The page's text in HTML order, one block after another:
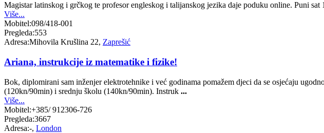
Magistar latinskog i grčkog te profesor engleskog i talijanskog jezika daje poduku online. Puni sat
Više...
Mobitel:098/418-001
Pregleda:553
Adresa:Mihovila Krušlina 22, Zaprešić
Ariana, instrukcije iz matematike i fizike!
Bok, diplomirani sam inženjer elektrotehnike i već godinama pomažem djeci da se osjećaju
(120kn/90min) i srednju školu (140kn/90min). Instruk ...
Više...
Mobitel:+385/ 912306-726
Pregleda:3667
Adresa:-, London